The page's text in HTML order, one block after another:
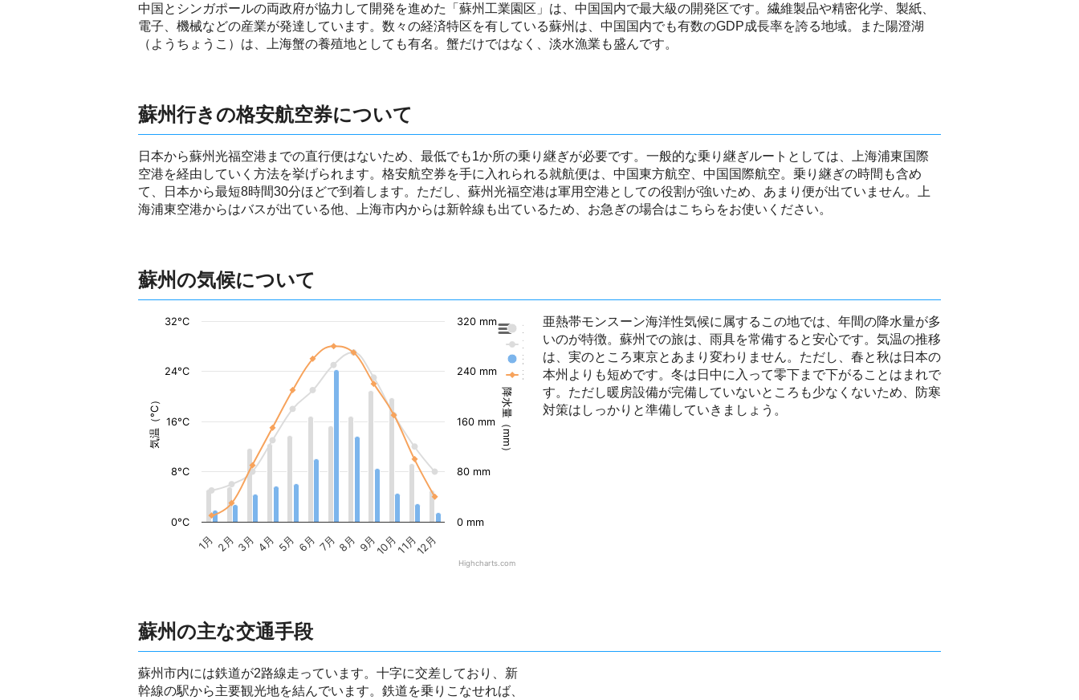
中国とシンガポールの両政府が協力して開発を進めた「蘇州工業園区」は、中国国内で最大級の開発区です。繊維製品や精密化学、製紙、
電子、機械などの産業が発達しています。数々の経済特区を有している蘇州は、中国国内でも有数のGDP成長率を誇る地域。また陽澄湖
（ようちょうこ）は、上海蟹の養殖地としても有名。蟹だけではなく、淡水漁業も盛んです。
蘇州行きの格安航空券について
日本から蘇州光福空港までの直行便はないため、最低でも1か所の乗り継ぎが必要です。一般的な乗り継ぎルートとしては、上海浦東国際
空港を経由していく方法を挙げられます。格安航空券を手に入れられる就航便は、中国東方航空、中国国際航空。乗り継ぎの時間も含め
て、日本から最短8時間30分ほどで到着します。ただし、蘇州光福空港は軍用空港としての役割が強いため、あまり便が出ていません。上
海浦東空港からはバスが出ている他、上海市内からは新幹線も出ているため、お急ぎの場合はこちらをお使いください。
蘇州の気候について
気温（°C） 降水量（mm）
東京の降水量
東京の気温
蘇州の降水量
蘇州の気温
1月 2月 3月 4月 5月 6月 7月 8月 9月10月11月12月
0°C
8°C
16°C
24°C
32°C
0 mm
80 mm
160 mm
240 mm
320 mm
Highcharts.com
亜熱帯モンスーン海洋性気候に属するこの地では、年間の降水量が多
いのが特徴。蘇州での旅は、雨具を常備すると安心です。気温の推移
は、実のところ東京とあまり変わりません。ただし、春と秋は日本の
本州よりも短めです。冬は日中に入って零下まで下がることはまれで
す。ただし暖房設備が完備していないところも少なくないため、防寒
対策はしっかりと準備していきましょう。
蘇州の主な交通手段
蘇州市内には鉄道が2路線走っています。十字に交差しており、新
幹線の駅から主要観光地を結んでいます。鉄道を乗りこなせれば、